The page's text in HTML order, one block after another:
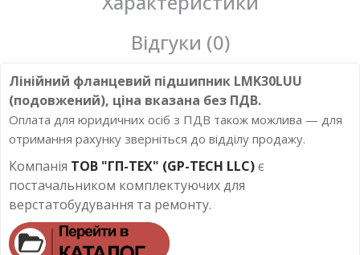
Шарикоподшипник линейного перемещения LMK30LUU
Линейный подшипник с цельным корпусом
подшипник линейного,LMK30LUU Линейный подшипник
30 мм.
Відгуки (0)
Лінійний фланцевий підшипник LMK30LUU
(подовжений), ціна вказана без ПДВ.
Оплата для юридичних осіб з ПДВ також можлива — для
отримання рахунку зверніться до відділу продажу.
Компанія ТОВ "ГП-ТЕХ" (GP-TECH LLC)є
постачальником комплектуючих для
верстатобудування та ремонту.